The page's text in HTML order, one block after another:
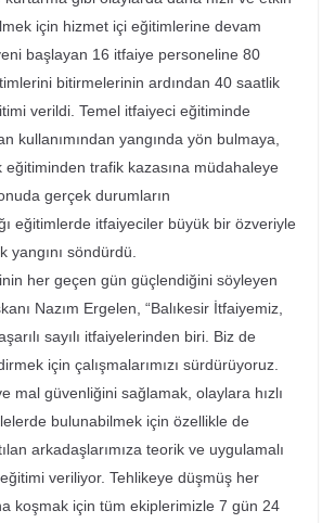
için hizmet içi eğitimlerine devam
başlayan 16 itfaiye personeline 80
bitirmelerinin ardından 40 saatlik
verildi. Temel itfaiyeci eğitiminde
kullanımından yangında yön bulmaya,
eğitiminden trafik kazasına müdahaleye
gerçek durumların
eğitimlerde itfaiyeciler büyük bir özveriyle
yangını söndürdü.
her geçen gün güçlendiğini söyleyen
Nazım Ergelen, “Balıkesir İtfaiyemiz,
sayılı itfaiyelerinden biri. Biz de
için çalışmalarımızı sürdürüyoruz.
mal güvenliğini sağlamak, olaylara hızlı
bulunabilmek için özellikle de
arkadaşlarımıza teorik ve uygulamalı
veriliyor. Tehlikeye düşmüş her
koşmak için tüm ekiplerimizle 7 gün 24